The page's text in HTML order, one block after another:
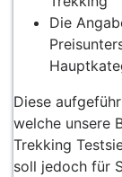
Die
Diese
welche unsere
Trekking
soll jedoch für